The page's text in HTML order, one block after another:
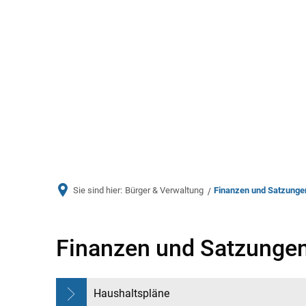
Sie sind hier: Bürger & Verwaltung Finanzen und
FinanzenFinanzen und
Haushaltspläne